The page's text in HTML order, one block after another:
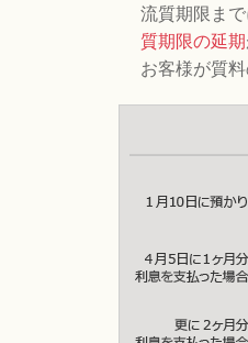
流質期限ま
質期限の延期
お客様が質